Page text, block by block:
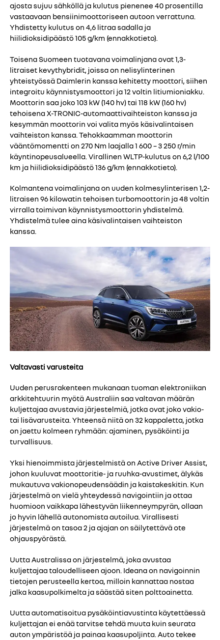
ajosta sujuu sähköllä ja kulutus pienenee 40 prosentilla
vastaavaan bensiinimoottoriseen autoon verrattuna.
Yhdistetty kulutus on 4,6 litraa sadalla ja
hiilidioksidipäästö 105 g/km (ennakkotieto).
Toisena Suomeen tuotavana voimalinjana ovat 1,3-
litraiset kevythybridit, joissa on nelisylinterinen
yhteistyössä Daimlerin kanssa kehitetty moottori, siihen
integroitu käynnistysmoottori ja 12 voltin litiumioniakku.
Moottorin saa joko 103 kW (140 hv) tai 118 kW (160 hv)
tehoisena X-TRONIC-automaattivaihteiston kanssa ja
kesymmän moottorin voi valita myös käsivalintaisen
vaihteiston kanssa. Tehokkaamman moottorin
vääntömomentti on 270 Nm laajalla 1 600 – 3 250 r/min
käyntinopeusalueella. Virallinen WLTP-kulutus on 6,2 l/100
km ja hiilidioksidipäästö 136 g/km (ennakkotieto).
Kolmantena voimalinjana on uuden kolmesylinterisen 1,2-
litraisen 96 kilowatin tehoisen turbomoottorin ja 48 voltin
virralla toimivan käynnistysmoottorin yhdistelmä.
Yhdistelmä tulee aina käsivalintaisen vaihteiston
kanssa.
Valtavasti varusteita
Uuden perusrakenteen mukanaan tuoman elektroniikan
arkkitehtuurin myötä Australiin saa valtavan määrän
kuljettajaa avustavia järjestelmiä, jotka ovat joko vakio-
tai lisävarusteita. Yhteensä niitä on 32 kappaletta, jotka
on jaettu kolmeen ryhmään: ajaminen, pysäköinti ja
turvallisuus.
Yksi hienoimmista järjestelmistä on Active Driver Assist,
johon kuuluvat moottoritie- ja ruuhka-avustimet, älykäs
mukautuva vakionopeudensäädin ja kaistakeskitin. Kun
järjestelmä on vielä yhteydessä navigointiin ja ottaa
huomioon vaikkapa lähestyvän liikenneympyrän, ollaan
jo hyvin lähellä autonomista autoilua. Virallisesti
järjestelmä on tasoa 2 ja ajajan on säilytettävä ote
ohjauspyörästä.
Uutta Australissa on järjestelmä, joka avustaa
kuljettajaa taloudelliseen ajoon. Ideana on navigoinnin
tietojen perusteella kertoa, milloin kannattaa nostaa
jalka kaasupolkimelta ja säästää siten polttoainetta.
Uutta automatisoitua pysäköintiavustinta käytettäessä
kuljettajan ei enää tarvitse tehdä muuta kuin seurata
auton ympäristöä ja painaa kaasupoljinta. Auto tekee